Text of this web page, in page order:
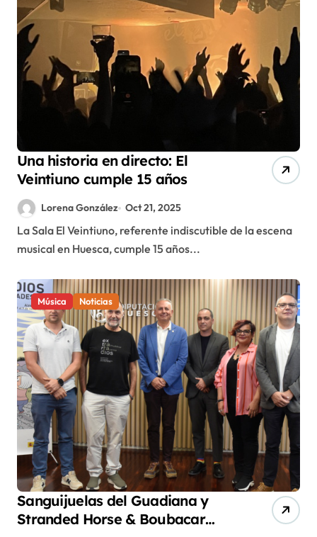
Una historia en directo: El
Veintiuno cumple 15 años
Lorena González Oct 21, 2025
La Sala El Veintiuno, referente indiscutible de la escena
musical en Huesca, cumple 15 años...
Música Noticias
Sanguijuelas del Guadiana y
Stranded Horse & Boubacar